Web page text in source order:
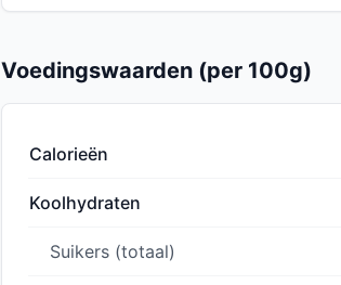
Voedingswaarden (per 100g)
Calorieën
Koolhydraten
Suikers (totaal)